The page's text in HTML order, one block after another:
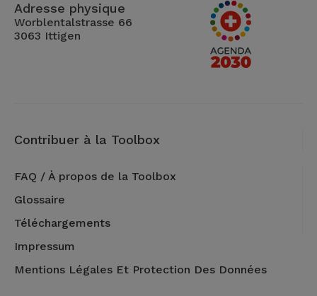
Adresse physique
Worblentalstrasse 66
3063 Ittigen
Contribuer à la Toolbox
FAQ / À propos de la Toolbox
Glossaire
Téléchargements
Impressum
Mentions Légales Et Protection Des Données